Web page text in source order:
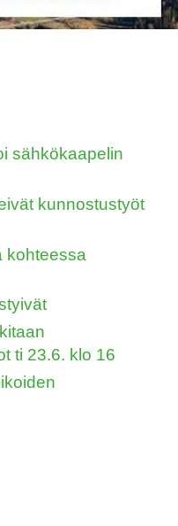
sähkökaapelin
kunnostustyöt
kohteessa
ti 23.6. klo 16